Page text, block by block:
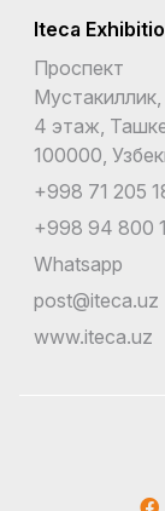
Iteca
Проспект
4 этаж,
100000,
+998 71 205
+998 94 800
Whatsapp
post@iteca.uz
www.iteca.uz